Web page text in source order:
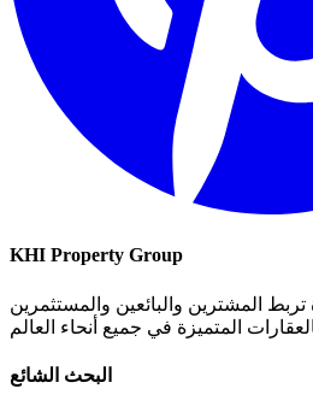
KHI Property Group
المشترين والبائعين والمستثمرين
البحث الشائع